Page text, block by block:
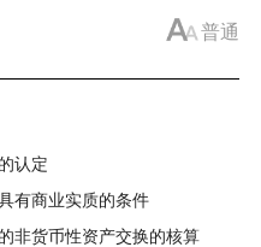
普通
认定
商业实质的条件
货币性资产交换的核算